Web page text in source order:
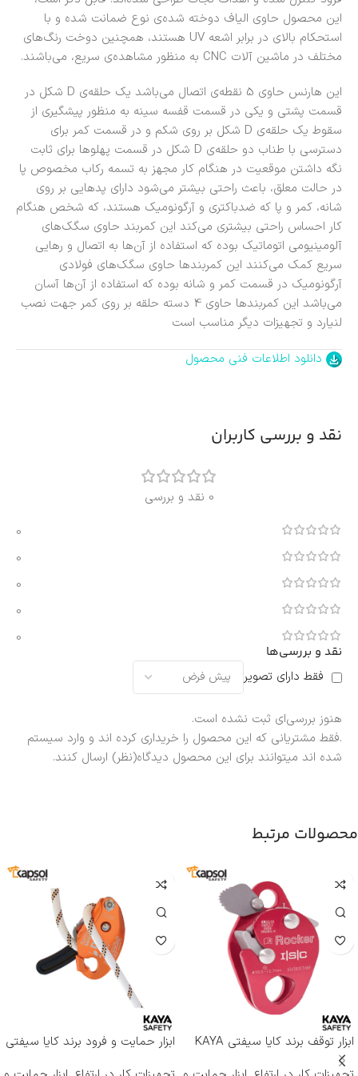
این محصول حاوی الیاف دوخته شده‌ی نوع ضمانت شده و با
استحکام بالای در برابر اشعه UV هستند، همچنین دوخت رنگ‌های
مختلف در ماشین آلات CNC به منظور مشاهده‌ی سریع، می‌باشند.
این هارنس حاوی 5 نقطه‌ی اتصال می‌باشد یک حلقه‌ی D شکل در
قسمت پشتی و یکی در قسمت قفسه سینه به منظور پیشگیری از
سقوط یک حلقه‌ی D شکل بر روی شکم و در قسمت کمر برای
دسترسی با طناب دو حلقه‌ی D شکل در قسمت پهلوها برای ثابت
نگه داشتن موقعیت در هنگام کار مجهز به تسمه رکاب مخصوص پا
در حالت معلق، باعث راحتی بیشتر می‌شود دارای پدهایی بر روی
شانه، کمر و پا که ضدباکتری و آرگونومیک هستند، که شخص هنگام
کار احساس راحتی بیشتری می‌کند این کمربند حاوی سگک‌های
آلومینیومی اتوماتیک بوده که استفاده از آن‌ها به اتصال و رهایی
سریع کمک می‌کنند این کمربندها حاوی سگک‌های فولادی
آرگونومیک در قسمت کمر و شانه بوده که استفاده از آن‌ها آسان
می‌باشد این کمربندها حاوی 4 دسته حلقه بر روی کمر جهت نصب
لنیارد و تجهیزات دیگر مناسب است
دانلود اطلاعات فنی محصول
نقد و بررسی کاربران
0 نقد و بررسی
0
0
0
0
0
نقد و بررسی‌ها
فقط دارای تصویر
هنوز بررسی‌ای ثبت نشده است.
.فقط مشتریانی که این محصول را خریداری کرده اند و وارد سیستم
شده اند میتوانند برای این محصول دیدگاه(نظر) ارسال کنند.
محصولات مرتبط
ابزار توقف برند کایا سیفتی KAYA
SAFETY مدل RP-500 ROCKER
ابزار حمایت و فرود برند کایا سیفتی